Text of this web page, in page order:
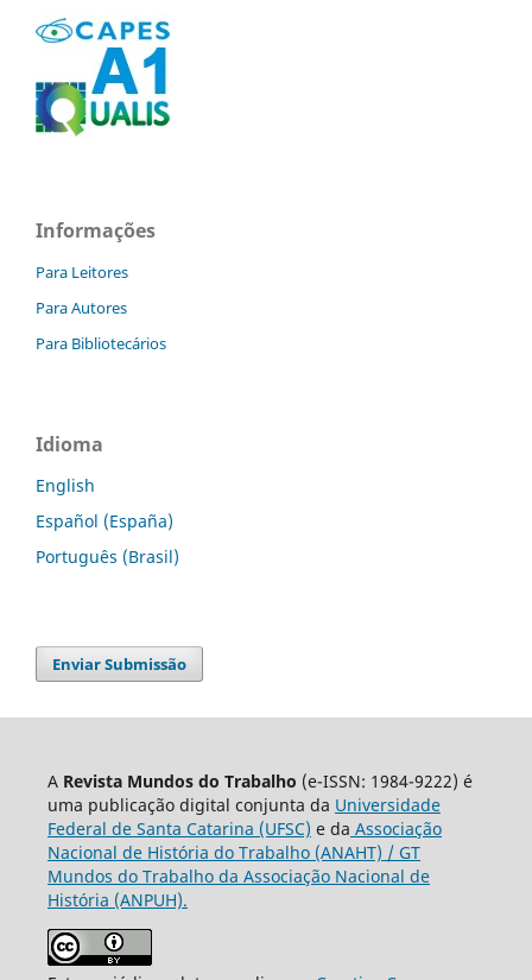
Informações
Para Leitores
Para Autores
Para Bibliotecários
Idioma
English
Español (España)
Português (Brasil)
Enviar Submissão
A Revista Mundos do Trabalho (e-ISSN: 1984-9222) é
uma publicação digital conjunta da Universidade
Federal de Santa Catarina (UFSC) e da Associação
Nacional de História do Trabalho (ANAHT) / GT
Mundos do Trabalho da Associação Nacional de
História (ANPUH).